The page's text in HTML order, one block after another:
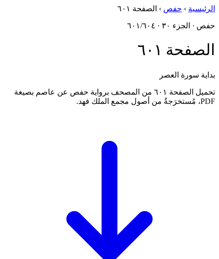
الرئيسية › حفص › الصفحة ٦٠١
حفص · الجزء ٣٠ · ٦٠١/٦٠٤
الصفحة ٦٠١
بداية سورة العصر
تحميل الصفحة ٦٠١ من المصحف برواية حفص عن عاصم بصيغة
PDF، مُستخرَجةٌ من أصول مجمع الملك فهد.